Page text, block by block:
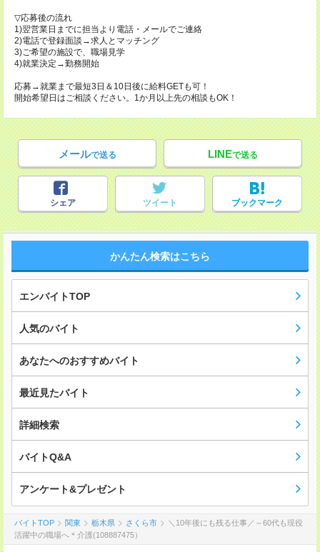
▽応募後の流れ
1)翌営業日までに担当より電話・メールでご連絡
2)電話で登録面談→求人とマッチング
3)ご希望の施設で、職場見学
4)就業決定→勤務開始
応募→就業まで最短3日＆10日後に給料GETも可！
開始希望日はご相談ください。1か月以上先の相談もOK！
メールで送る LINEで送る
シェア ツイート ブックマーク
かんたん検索はこちら
エンバイトTOP
人気のバイト
あなたへのおすすめバイト
最近見たバイト
詳細検索
バイトQ&A
アンケート&プレゼント
バイトTOP 関東 栃木県 さくら市
＼10年後にも残る仕事／～60代も現役
活躍中の職場へ＊介護(108887475）